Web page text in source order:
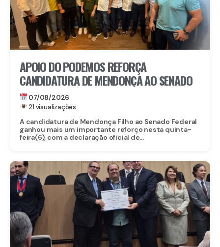
APOIO DO PODEMOS REFORÇA
CANDIDATURA DE MENDONÇA AO SENADO
07/08/2026
21 visualizações
A candidatura de Mendonça Filho ao Senado Federal
ganhou mais um importante reforço nesta quinta-
feira(6), com a declaração oficial de...